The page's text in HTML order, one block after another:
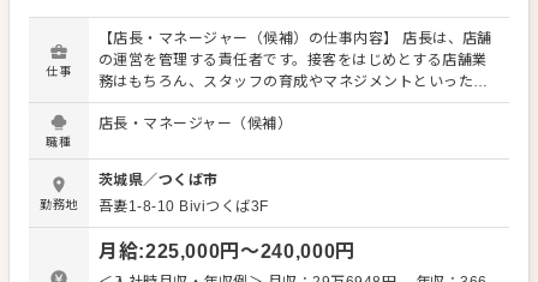
仕事
【店長・マネージャー（候補）の仕事内容】 店長は、店舗
の運営を管理する責任者です。接客をはじめとする店舗業
務はもちろん、スタッフの育成やマネジメントといった重
要な役割を担います。メインとなるのは、販促イベントや
キャンペーンの企画なども含め、売上に繋げていくことで
【具体的には…】 ・ホール、キッチンの全体管理 ・予約管
理、電話対応 ・接客、サービス全般 ・売上管理、在庫管理
・スタッフの育成やマネジメント、シフト管理 など 入社
後はスキルに合わせた業務からお任せしますので、徐々に
仕事の幅を広げていきましょう。成長をしっかりサポート
職種
店長・マネージャー（候補）
勤務地
茨城県／つくば市
吾妻1-8-10 Biviつくば3F
月給:225,000円〜240,000円